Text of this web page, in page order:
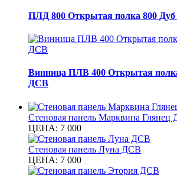
ПЛД 800 Открытая полка 800
Винница ПЛВ 400 Открытая
ДСВ
Стеновая панель Марквина Глянец
ЦЕНА: 7 000
Стеновая панель Луна ДСВ
ЦЕНА: 7 000